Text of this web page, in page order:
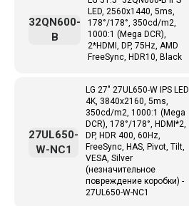
LED, 2560x1440, 5ms,
178°/178°, 350cd/m2,
1000:1 (Mega DCR),
2*HDMI, DP, 75Hz, AMD
FreeSync, HDR10, Black
32QN600-
B
LG 27" 27UL650-W IPS LED
4K, 3840x2160, 5ms,
350cd/m2, 1000:1 (Mega
DCR), 178°/178°, HDMI*2,
DP, HDR 400, 60Hz,
FreeSync, HAS, Pivot, Tilt,
VESA, Silver
(незначительное
повреждение коробки) -
27UL650-W-NC1
27UL650-
W-NC1